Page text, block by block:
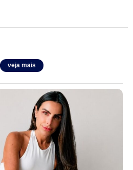
veja mais